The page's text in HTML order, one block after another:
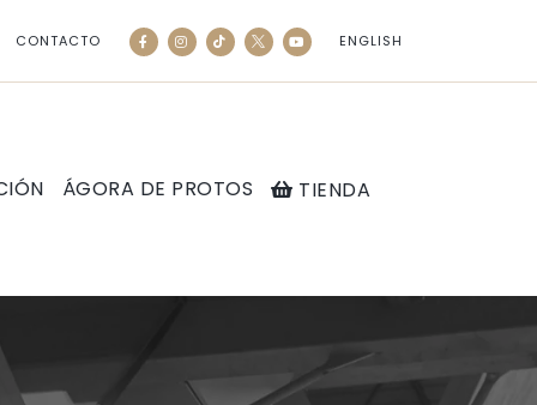
CONTACTO ENGLISH
ÁGORA DE PROTOS TIENDA